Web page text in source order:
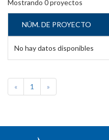
Mostrando 0proyectos
NÚM. DE PROYECTO
No hay datos disponibles
« 1 »